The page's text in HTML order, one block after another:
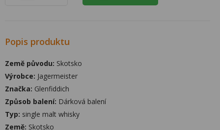
Popis produktu
Země původu: Skotsko
Výrobce: Jagermeister
Značka: Glenfiddich
Způsob balení: Dárková balení
Typ: single malt whisky
Země: Skotsko